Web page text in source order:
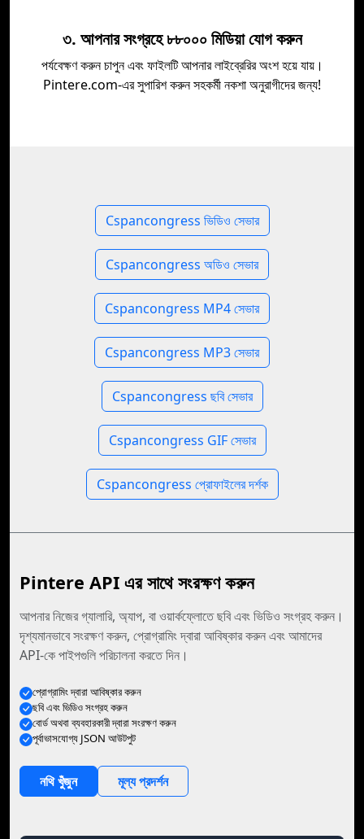
৩. আপনার সংগ্রহে ৮৮০০০ মিডিয়া যোগ করুন
পর্যবেক্ষণ করুন চাপুন এবং ফাইলটি আপনার লাইব্রেরির অংশ হয়ে যায়।
Pintere.com-এর সুপারিশ করুন সহকর্মী নকশা অনুরাগীদের জন্য!
Cspancongress ভিডিও সেভার
Cspancongress অডিও সেভার
Cspancongress MP4 সেভার
Cspancongress MP3 সেভার
Cspancongress ছবি সেভার
Cspancongress GIF সেভার
Cspancongress প্রোফাইলের দর্শক
Pintere API এর সাথে সংরক্ষণ করুন
আপনার নিজের গ্যালারি, অ্যাপ, বা ওয়ার্কফ্লোতে ছবি এবং ভিডিও সংগ্রহ করুন।
দৃশ্যমানভাবে সংরক্ষণ করুন, প্রোগ্রামিং দ্বারা আবিষ্কার করুন এবং আমাদের
API-কে পাইপগুলি পরিচালনা করতে দিন।
প্রোগ্রামিং দ্বারা আবিষ্কার করুন
ছবি এবং ভিডিও সংগ্রহ করুন
বোর্ড অথবা ব্যবহারকারী দ্বারা সংরক্ষণ করুন
পূর্বাভাসযোগ্য JSON আউটপুট
নথি খুঁজুন মূল্য প্রদর্শন